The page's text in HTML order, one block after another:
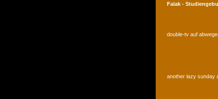
Falak -
double-tv auf
another lazy sunday